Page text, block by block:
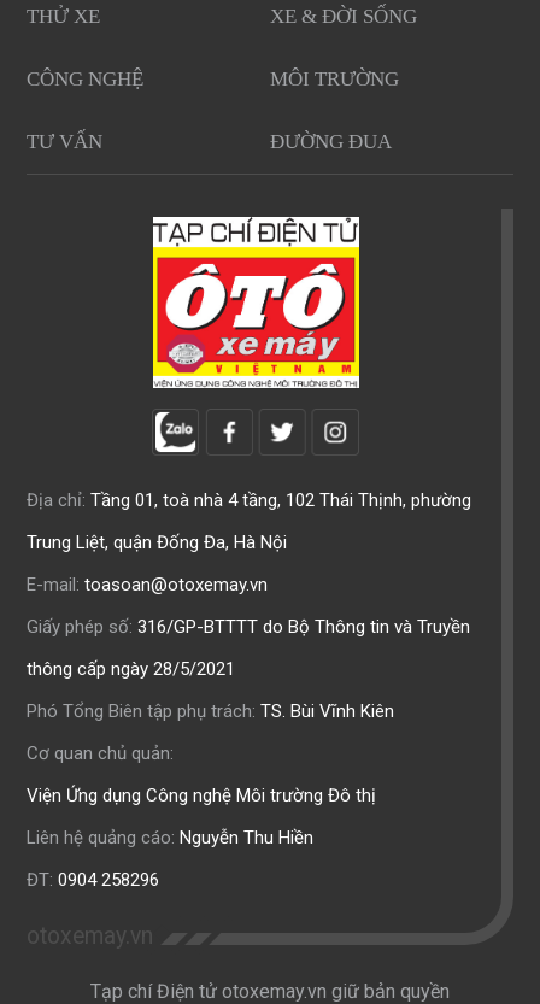
THỬ XE XE & ĐỜI SỐNG
CÔNG NGHỆ MÔI TRƯỜNG
TƯ VẤN ĐƯỜNG ĐUA
Địa chỉ: Tầng 01, toà nhà 4 tầng, 102 Thái Thịnh, phường
Trung Liệt, quận Đống Đa, Hà Nội
E-mail: toasoan@otoxemay.vn
Giấy phép số: 316/GP-BTTTT do Bộ Thông tin và Truyền
thông cấp ngày 28/5/2021
Phó Tổng Biên tập phụ trách: TS. Bùi Vĩnh Kiên
Cơ quan chủ quản:
Viện Ứng dụng Công nghệ Môi trường Đô thị
Liên hệ quảng cáo: Nguyễn Thu Hiền
ĐT: 0904 258296
otoxemay.vn
Tạp chí Điện tử otoxemay.vn giữ bản quyền